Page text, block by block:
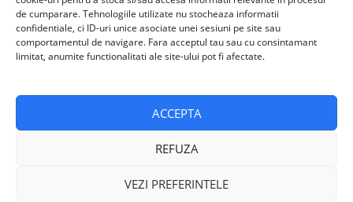
de cumparare. Tehnologiile utilizate nu stocheaza informatii
confidentiale, ci ID-uri unice asociate unei sesiuni pe site sau
comportamentul de navigare. Fara acceptul tau sau cu consintamant
limitat, anumite functionalitati ale site-ului pot fi afectate.
ACCEPTA
REFUZA
VEZI PREFERINTELE
VALM Electrical Solutions © 2026